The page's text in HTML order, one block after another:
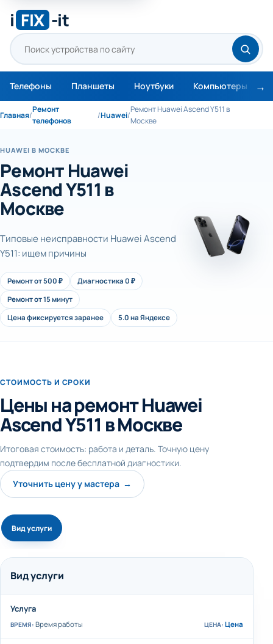
i FIX -it
Телефоны Планшеты Ноутбуки Компьютеры
Главная/
Ремонт
телефонов
/Huawei/
Ремонт Huawei Ascend Y511 в
Москве
HUAWEI В МОСКВЕ
Ремонт Huawei
Ascend Y511 в
Москве
Типовые неисправности Huawei Ascend
Y511: ищем причины
Ремонт от 500 ₽
Диагностика 0 ₽
Ремонт от 15 минут
Цена фиксируется заранее
5.0 на Яндексе
СТОИМОСТЬ И СРОКИ
Цены на ремонт Huawei
Ascend Y511 в Москве
Итоговая стоимость: работа и деталь. Точную цену
подтвердим после бесплатной диагностики.
Уточнить цену у мастера →
Вид услуги
Вид услуги
Услуга
Время работы Цена